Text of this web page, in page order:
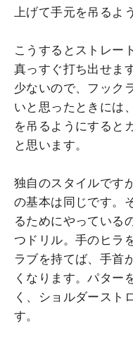
上げて手元を吊るよ
こうするとストレー
真っすぐ打ち出せま
少ないので、フック
いと思ったときには
を吊るようにすると
と思います。
独自のスタイルです
の基本は同じです。
るためにやっている
つドリル。手のヒラ
ラブを持てば、手首
くなります。パター
く、ショルダースト
す。